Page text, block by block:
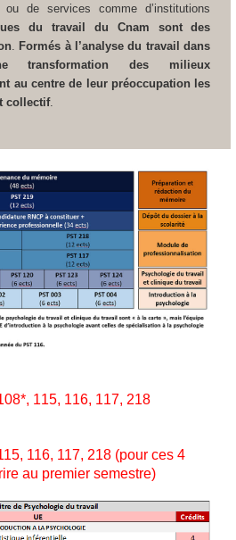
ou de services comme d’institutions
du travail du Cnam sont des
Formés à l’analyse du travail dans
transformation des milieux
au centre de leur préoccupation les
collectif.
115, 116, 117, 218
116, 117, 218 (pour ces 4
au premier semestre)